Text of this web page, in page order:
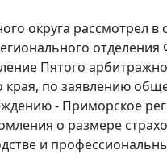
округа рассмотрел
Пятого
по заявлению
- Приморское
о размере
и